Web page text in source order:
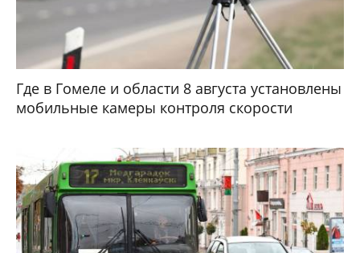
Где в Гомеле и области 8 августа установлены
мобильные камеры контроля скорости